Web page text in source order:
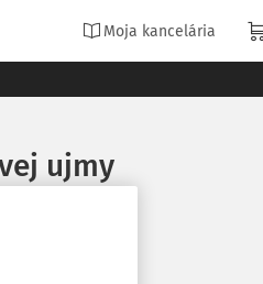
Moja kancelária
ujmy